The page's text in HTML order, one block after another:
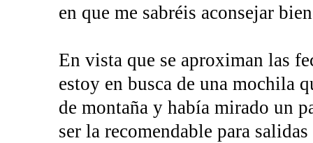
en que me sabréis aconsejar
En vista que se aproximan las
estoy en busca de una mochila
de montaña y había mirado un
ser la recomendable para